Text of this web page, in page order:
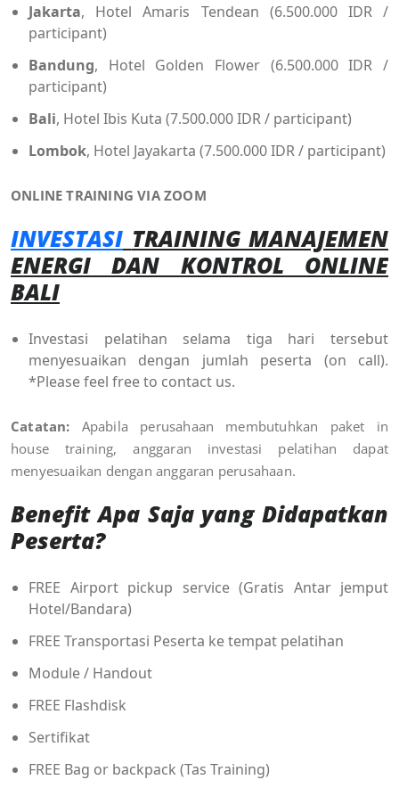
Jakarta, Hotel Amaris Tendean (6.500.000 IDR /
participant)
Bandung, Hotel Golden Flower (6.500.000 IDR /
participant)
Bali, Hotel Ibis Kuta (7.500.000 IDR / participant)
Lombok, Hotel Jayakarta (7.500.000 IDR / participant)
ONLINE TRAINING VIA ZOOM
INVESTASI TRAINING MANAJEMEN
ENERGI DAN KONTROL ONLINE
BALI
Investasi pelatihan selama tiga hari tersebut
menyesuaikan dengan jumlah peserta (on call).
*Please feel free to contact us.
Catatan: Apabila perusahaan membutuhkan paket in
house training, anggaran investasi pelatihan dapat
menyesuaikan dengan anggaran perusahaan.
Benefit Apa Saja yang Didapatkan
Peserta?
FREE Airport pickup service (Gratis Antar jemput
Hotel/Bandara)
FREE Transportasi Peserta ke tempat pelatihan
Module / Handout
FREE Flashdisk
Sertifikat
FREE Bag or backpack (Tas Training)